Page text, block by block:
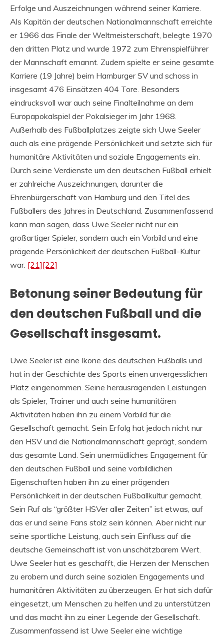
Erfolge und Auszeichnungen während seiner Karriere.
Als Kapitän der deutschen Nationalmannschaft erreichte
er 1966 das Finale der Weltmeisterschaft, belegte 1970
den dritten Platz und wurde 1972 zum Ehrenspielführer
der Mannschaft ernannt. Zudem spielte er seine gesamte
Karriere (19 Jahre) beim Hamburger SV und schoss in
insgesamt 476 Einsätzen 404 Tore. Besonders
eindrucksvoll war auch seine Finalteilnahme an dem
Europapokalspiel der Pokalsieger im Jahr 1968.
Außerhalb des Fußballplatzes zeigte sich Uwe Seeler
auch als eine prägende Persönlichkeit und setzte sich für
humanitäre Aktivitäten und soziale Engagements ein.
Durch seine Verdienste um den deutschen Fußball erhielt
er zahlreiche Auszeichnungen, darunter die
Ehrenbürgerschaft von Hamburg und den Titel des
Fußballers des Jahres in Deutschland. Zusammenfassend
kann man sagen, dass Uwe Seeler nicht nur ein
großartiger Spieler, sondern auch ein Vorbild und eine
prägende Persönlichkeit der deutschen Fußball-Kultur
war. [21][22]
Betonung seiner Bedeutung für
den deutschen Fußball und die
Gesellschaft insgesamt.
Uwe Seeler ist eine Ikone des deutschen Fußballs und
hat in der Geschichte des Sports einen unvergesslichen
Platz eingenommen. Seine herausragenden Leistungen
als Spieler, Trainer und auch seine humanitären
Aktivitäten haben ihn zu einem Vorbild für die
Gesellschaft gemacht. Sein Erfolg hat jedoch nicht nur
den HSV und die Nationalmannschaft geprägt, sondern
das gesamte Land. Sein unermüdliches Engagement für
den deutschen Fußball und seine vorbildlichen
Eigenschaften haben ihn zu einer prägenden
Persönlichkeit in der deutschen Fußballkultur gemacht.
Sein Ruf als “größter HSVer aller Zeiten” ist etwas, auf
das er und seine Fans stolz sein können. Aber nicht nur
seine sportliche Leistung, auch sein Einfluss auf die
deutsche Gemeinschaft ist von unschätzbarem Wert.
Uwe Seeler hat es geschafft, die Herzen der Menschen
zu erobern und durch seine sozialen Engagements und
humanitären Aktivitäten zu überzeugen. Er hat sich dafür
eingesetzt, um Menschen zu helfen und zu unterstützen
und das macht ihn zu einer Legende der Gesellschaft.
Zusammenfassend ist Uwe Seeler eine wichtige